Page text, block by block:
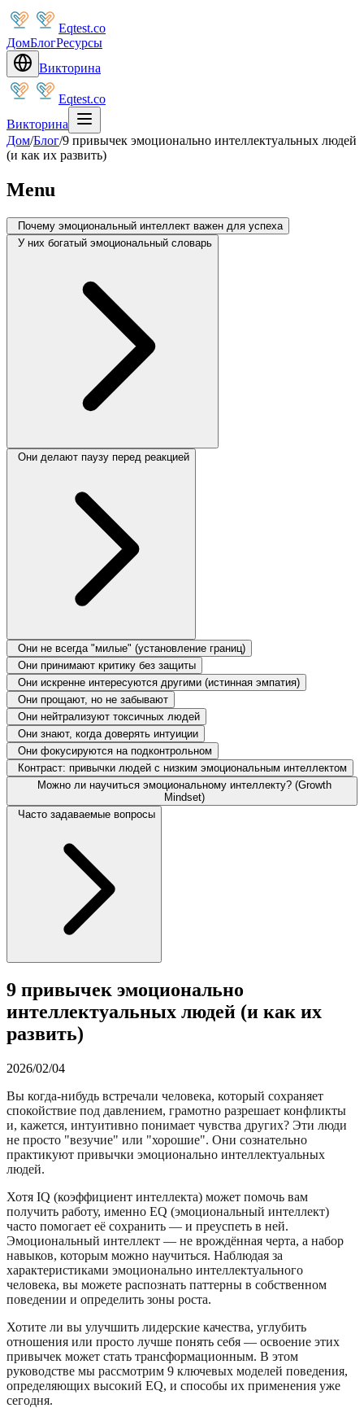
Eqtest.co
ДомБлогРесурсы
Викторина
Eqtest.co
Викторина
Дом/Блог/9 привычек эмоционально интеллектуальных людей
(и как их развить)
Menu
Почему эмоциональный интеллект важен для успеха
У них богатый эмоциональный словарь
Они делают паузу перед реакцией
Они не всегда "милые" (установление границ)
Они принимают критику без защиты
Они искренне интересуются другими (истинная эмпатия)
Они прощают, но не забывают
Они нейтрализуют токсичных людей
Они знают, когда доверять интуиции
Они фокусируются на подконтрольном
Контраст: привычки людей с низким эмоциональным интеллектом
Можно ли научиться эмоциональному интеллекту? (Growth
Mindset)
Часто задаваемые вопросы
9 привычек эмоционально
интеллектуальных людей (и как их
развить)
2026/02/04
Вы когда-нибудь встречали человека, который сохраняет
спокойствие под давлением, грамотно разрешает конфликты
и, кажется, интуитивно понимает чувства других? Эти люди
не просто "везучие" или "хорошие". Они сознательно
практикуют привычки эмоционально интеллектуальных
людей.
Хотя IQ (коэффициент интеллекта) может помочь вам
получить работу, именно EQ (эмоциональный интеллект)
часто помогает её сохранить — и преуспеть в ней.
Эмоциональный интеллект — не врождённая черта, а набор
навыков, которым можно научиться. Наблюдая за
характеристиками эмоционально интеллектуального
человека, вы можете распознать паттерны в собственном
поведении и определить зоны роста.
Хотите ли вы улучшить лидерские качества, углубить
отношения или просто лучше понять себя — освоение этих
привычек может стать трансформационным. В этом
руководстве мы рассмотрим 9 ключевых моделей поведения,
определяющих высокий EQ, и способы их применения уже
сегодня.